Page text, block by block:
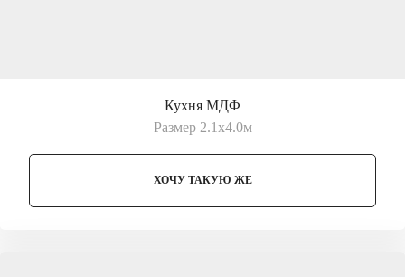
Кухня МДФ
Размер 2.1х4.0м
ХОЧУ ТАКУЮ ЖЕ